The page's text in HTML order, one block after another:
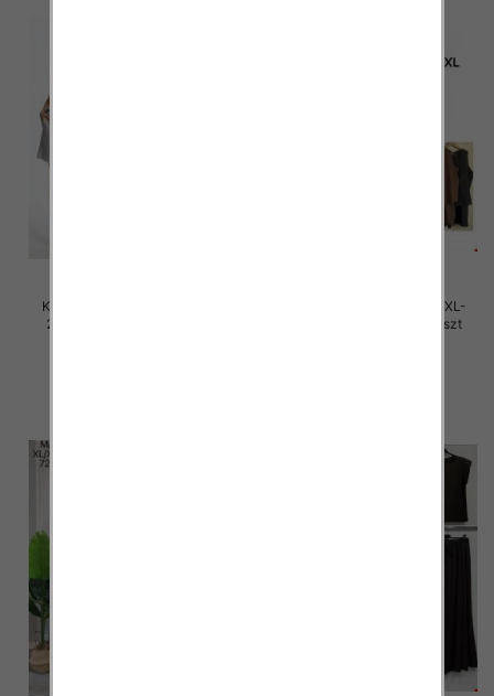
Komplet damskie Roz M/L-XL-
2XL, Mix Kolor Paczka 12 szt
Komplet damskie Roz M/L-XL-
2XL, Mix Kolor Paczka 12 szt